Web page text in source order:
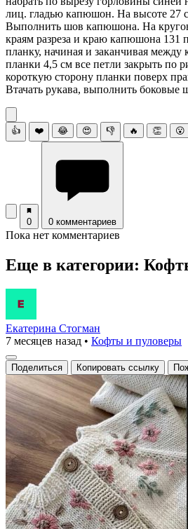
лиц. гладью капюшон. На высоте 27
Выполнить шов капюшона. На
краям разреза и краю капюшона 131
планку, начиная и заканчивая
планки 4,5 см все петли закрыть по
короткую сторону планки поверх
Втачать рукава, выполнить
👍 ❤️ 😂 😍 👎 🔥 👏 😮
0 0 комментариев
Пока нет комментариев
Еще в категории:
Екатерина Стогман
7 месяцев назад • Кофты и пуловеры
Поделиться Копировать ссылку